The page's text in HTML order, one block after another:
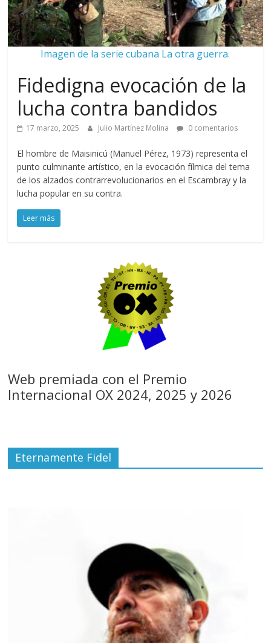
Imagen de la serie cubana La otra guerra.
Fidedigna evocación de la
lucha contra bandidos
17 marzo, 2025 Julio Martínez Molina 0 comentarios
El hombre de Maisinicú (Manuel Pérez, 1973) representa el
punto culminante artístico, en la evocación fílmica del tema
de los alzados contrarrevolucionarios en el Escambray y la
lucha popular en su contra.
Leer más
Web premiada con el Premio
Internacional OX 2024, 2025 y 2026
Eternamente Fidel